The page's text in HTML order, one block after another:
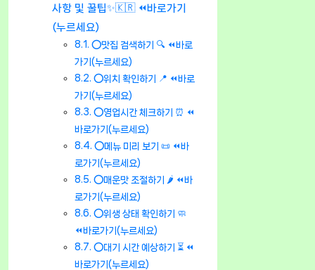
사항 및 꿀팁✨🇰🇷 ⏪바로가기
(누르세요)
⭕맛집 검색하기 🔍 ⏪바로
가기(누르세요)
⭕위치 확인하기 📍 ⏪바로
가기(누르세요)
⭕영업시간 체크하기 ⏰ ⏪
바로가기(누르세요)
⭕메뉴 미리 보기 📜 ⏪바
로가기(누르세요)
⭕매운맛 조절하기 🌶️ ⏪바
로가기(누르세요)
⭕위생 상태 확인하기 🧼
⏪바로가기(누르세요)
⭕대기 시간 예상하기 ⏳ ⏪
바로가기(누르세요)